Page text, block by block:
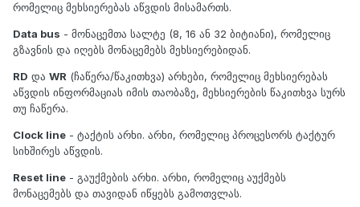
რომელიც მეხსიერებას აწვდის მისამართს.
Data bus - მონაცემთა სალტე (8, 16 ან 32 ბიტიანი), რომელიც
გზავნის და იღებს მონაცემებს მეხსიერებიდან.
RD და WR (ჩაწერა/წაკითხვა) არხები, რომელიც მეხსიერებას
აწვდის ინფორმაციას იმის თაობაზე, მეხსიერების წაკითხვა სურს
თუ ჩაწერა.
Clock line - ტაქტის არხი. არხი, რომელიც პროცესორს ტაქტურ
სიხშირეს აწვდის.
Reset line - გაუქმების არხი. არხი, რომელიც აუქმებს
მონაცემებს და თავიდან იწყებს გამოთვლას.